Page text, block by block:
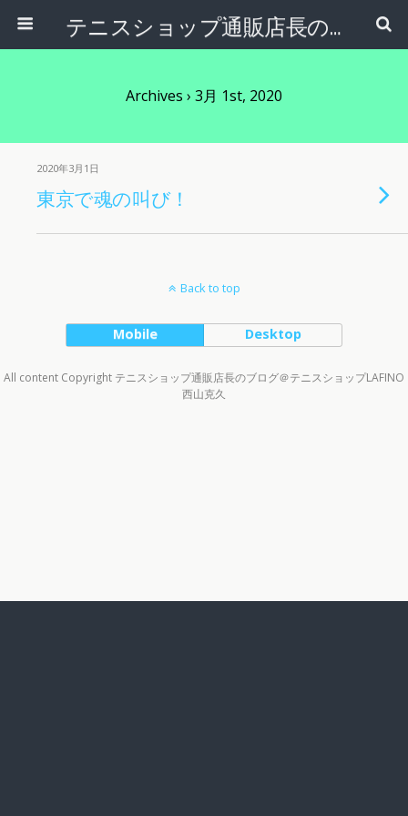
テニスショップ通販店長のブログ＠テニスショップLAFINO 西山克久
Archives › 3月 1st, 2020
2020年3月1日
東京で魂の叫び！
Back to top
Mobile Desktop
All content Copyright テニスショップ通販店長のブログ＠テニスショップLAFINO
西山克久